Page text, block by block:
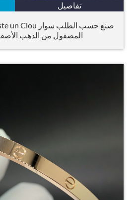
تفاصيل
المصقول من الذهب الأصفر عيار 18